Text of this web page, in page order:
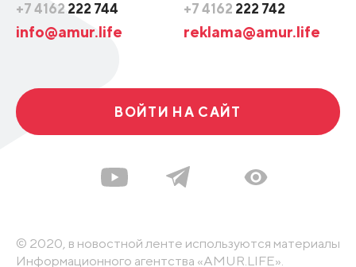
+7 4162 222 744
info@amur.life
+7 4162 222 742
reklama@amur.life
ВОЙТИ НА САЙТ
© 2020, в новостной ленте используются материалы
Информационного агентства «AMUR.LIFE».